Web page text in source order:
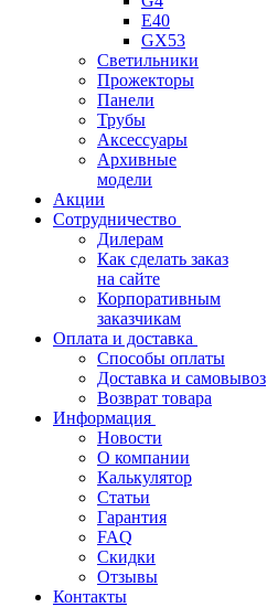
E40
GX53
Светильники
Прожекторы
Панели
Трубы
Аксессуары
Архивные
модели
Акции
Сотрудничество
Дилерам
Как сделать заказ
на сайте
Корпоративным
заказчикам
Оплата и доставка
Способы оплаты
Доставка и самовывоз
Возврат товара
Информация
Новости
О компании
Калькулятор
Статьи
Гарантия
FAQ
Скидки
Отзывы
Контакты